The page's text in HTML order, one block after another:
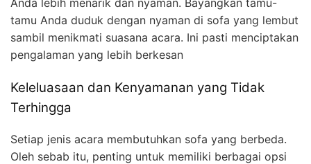
Anda lebih menarik dan nyaman. Bayangkan tamu-
tamu Anda duduk dengan nyaman di sofa yang lembut
sambil menikmati suasana acara. Ini pasti menciptakan
pengalaman yang lebih berkesan
Keleluasaan dan Kenyamanan yang Tidak
Terhingga
Setiap jenis acara membutuhkan sofa yang berbeda.
Oleh sebab itu, penting untuk memiliki berbagai opsi